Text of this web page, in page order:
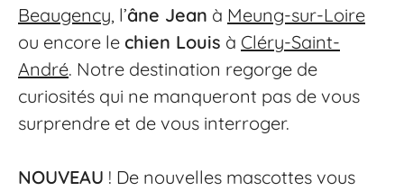
Beaugency, l’âne Jean à Meung-sur-Loire
ou encore le chien Louis à Cléry-Saint-
André. Notre destination regorge de
curiosités qui ne manqueront pas de vous
surprendre et de vous interroger.
NOUVEAU ! De nouvelles mascottes vous